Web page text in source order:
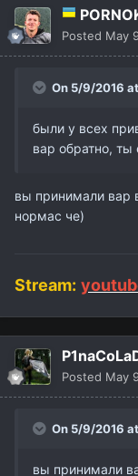
Posted May
On 5/9/2016
были у всех
вар обратно, ты
вы принимали вар
нормас че)
Stream:
Posted May
On 5/9/2016 at
вы принимали